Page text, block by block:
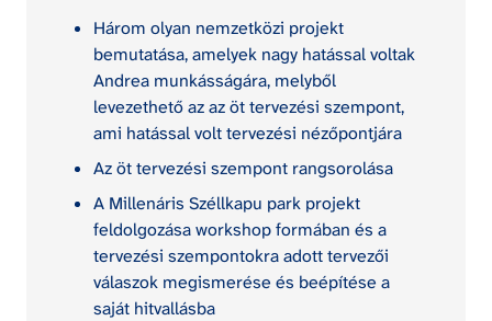
Három olyan nemzetközi projekt
bemutatása, amelyek nagy hatással voltak
Andrea munkásságára, melyből
levezethető az az öt tervezési szempont,
ami hatással volt tervezési nézőpontjára
Az öt tervezési szempont rangsorolása
A Millenáris Széllkapu park projekt
feldolgozása workshop formában és a
tervezési szempontokra adott tervezői
válaszok megismerése és beépítése a
saját hitvallásba